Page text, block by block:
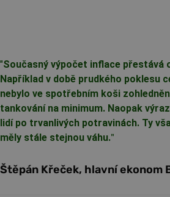
"Současný výpočet inflace přestává
Například v době prudkého poklesu
nebylo ve spotřebním koši
tankování na minimum. Naopak
lidí po trvanlivých potravinách. Ty
měly stále stejnou váhu."
Štěpán Křeček, hlavní ekonom